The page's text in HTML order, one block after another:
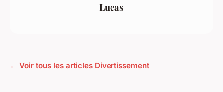
Lucas
← Voir tous les articles Divertissement